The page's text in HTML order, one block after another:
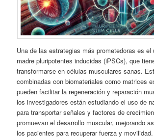
Una de las estrategias más prometedoras es el
madre pluripotentes inducidas (iPSCs), que
transformarse en células musculares sanas.
combinadas con biomateriales como matrices
pueden facilitar la regeneración y reparación
los investigadores están estudiando el uso de
para transportar señales y factores de
promuevan el desarrollo muscular, mejorando
los pacientes para recuperar fuerza y movilidad.